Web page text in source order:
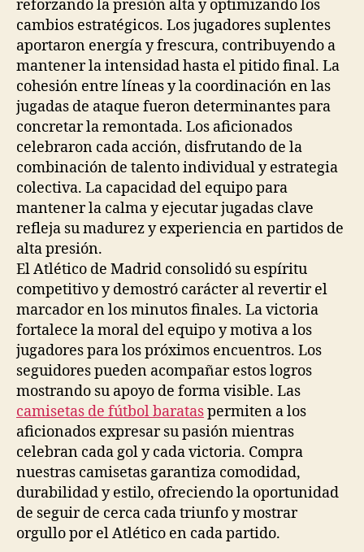
reforzando la presión alta y optimizando los
cambios estratégicos. Los jugadores suplentes
aportaron energía y frescura, contribuyendo a
mantener la intensidad hasta el pitido final. La
cohesión entre líneas y la coordinación en las
jugadas de ataque fueron determinantes para
concretar la remontada. Los aficionados
celebraron cada acción, disfrutando de la
combinación de talento individual y estrategia
colectiva. La capacidad del equipo para
mantener la calma y ejecutar jugadas clave
refleja su madurez y experiencia en partidos de
alta presión.
El Atlético de Madrid consolidó su espíritu
competitivo y demostró carácter al revertir el
marcador en los minutos finales. La victoria
fortalece la moral del equipo y motiva a los
jugadores para los próximos encuentros. Los
seguidores pueden acompañar estos logros
mostrando su apoyo de forma visible. Las
camisetas de fútbol barataspermiten a los
aficionados expresar su pasión mientras
celebran cada gol y cada victoria. Compra
nuestras camisetas garantiza comodidad,
durabilidad y estilo, ofreciendo la oportunidad
de seguir de cerca cada triunfo y mostrar
orgullo por el Atlético en cada partido.